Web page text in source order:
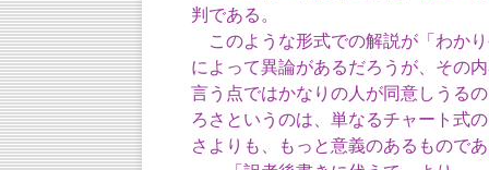
判である。
このような形式での解説が「わか
によって異論があるだろうが、その
言う点ではかなりの人が同意しうる
ろさというのは、単なるチャート式
さよりも、もっと意義のあるもので